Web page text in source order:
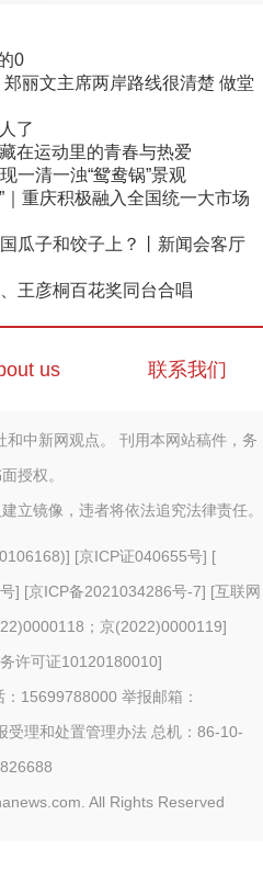
0
丽文主席两岸路线很清楚 做堂
了
在运动里的青春与热爱
一清一浊“鸳鸯锅”景观
｜重庆积极融入全国统一大市场
瓜子和饺子上？丨新闻会客厅
王彦桐百花奖同台合唱
us 联系我们
中新网观点。 刊用本网站稿件，务
授权。
立镜像，违者将依法追究法律责任。
] [京ICP证040655号] [
] [京ICP备2021034286号-7] [互联网
；京(2022)0000119]
许可证10120180010]
15699788000 举报邮箱：
受理和处置管理办法 总机：86-10-
All Rights Reserved